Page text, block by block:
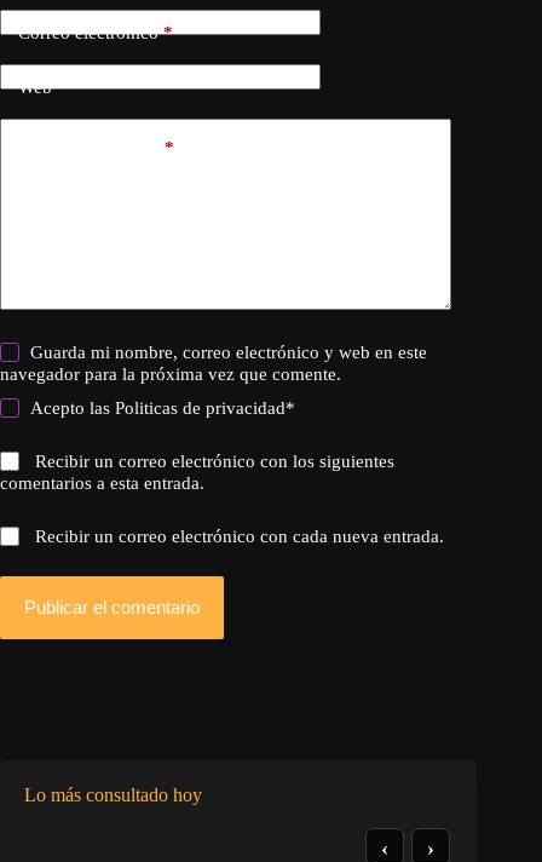
Correo electrónico*
Web
*
Guarda mi nombre, correo electrónico y web en este
navegador para la próxima vez que comente.
Acepto lasPoliticas de privacidad*
Recibir un correo electrónico con los siguientes
comentarios a esta entrada.
Recibir un correo electrónico con cada nueva entrada.
Publicar el comentario
Lo más consultado hoy
‹ ›